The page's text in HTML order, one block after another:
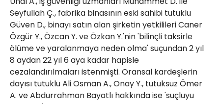
Seyfullah Ç., fabrika binasının eski sahibi tutuklu
Güven D., binayı satın alan şirketin yetkilileri Caner
Özgür Y., Özcan Y. ve Özkan Y.'nin 'bilinçli taksirle
ölüme ve yaralanmaya neden olma' suçundan 2 yıl
8 aydan 22 yıl 6 aya kadar hapisle
cezalandırılmaları istenmişti. Oransal kardeşlerin
dayısı tutuklu Ali Osman A., Onay Y., tutuksuz Ömer
A. ve Abdurrahman Bayatlı hakkında ise 'suçluyu